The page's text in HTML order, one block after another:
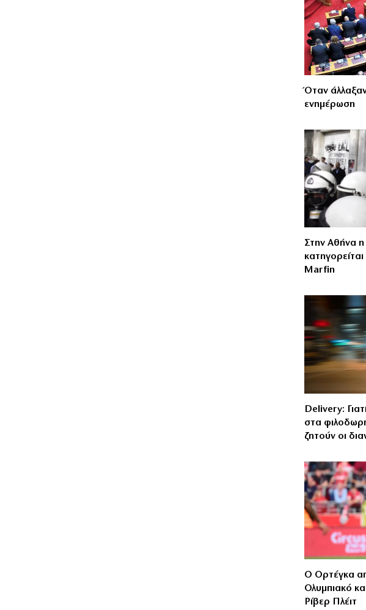
Όταν
ενημέρωση
Στην Αθήνα
Marfin
Delivery:
στα
ζητούν οι
Ο Ορτέγκα
Ολυμπιακό
Ρίβερ Πλέιτ